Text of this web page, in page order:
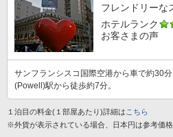
フレンドリーな
ホテルランク
お客さまの声
サンフランシスコ国際空港から車で約30
(Powell)駅から徒歩約7分。
１泊目の料金(１部屋あたり)詳細は こちら
※外貨が表示されている場合、日本円は参考価